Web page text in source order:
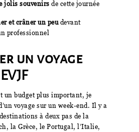
jolis souvenirs de cette journée
et crâner un peudevant
professionnel
un voyage
un budget plus important, je
voyage sur un week-end. Il y a
à deux pas de la
la Grèce, le Portugal, l’Italie,